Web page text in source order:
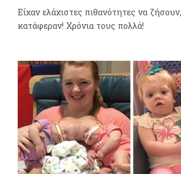
Είχαν ελάχιστες πιθανότητες να
κατάφεραν! Χρόνια τους πολλά!